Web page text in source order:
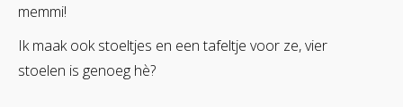
memmi!
Ik maak ook stoeltjes en een tafeltje voor ze, vier
stoelen is genoeg hè?